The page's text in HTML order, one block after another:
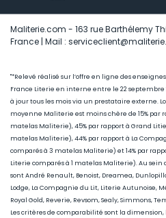
Maliterie.com - 163 rue Barthélemy
France | Mail :
"*Relevé réalisé sur l’offre en ligne des
France Literie en interne entre le 22 septembre
à jour tous les mois via un prestataire externe.
moyenne Maliterie est moins chère de 15% par
matelas Maliterie), 45% par rapport à Grand
matelas Maliterie), 44% par rapport à La
comparés à 3 matelas Maliterie) et 14% par
Literie comparés à 1 matelas Maliterie). Au sein
sont André Renault, Benoist, Dreamea,
Lodge, La Compagnie du Lit, Literie Autunoise,
Royal Gold, Reverie, Revsom, Sealy, Simmons,
Les critères de comparabilité sont la